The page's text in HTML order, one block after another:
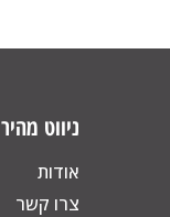
ניווט מהיר
אודות
צרו קשר